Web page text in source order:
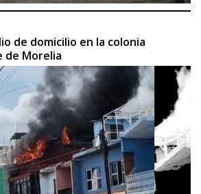
de domicilio en la colonia
de Morelia